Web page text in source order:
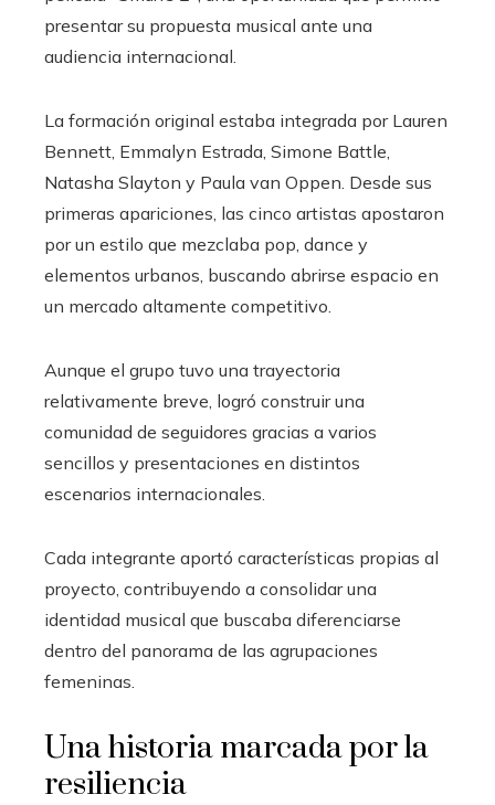
presentar su propuesta musical ante una
audiencia internacional.
La formación original estaba integrada por Lauren
Bennett, Emmalyn Estrada, Simone Battle,
Natasha Slayton y Paula van Oppen. Desde sus
primeras apariciones, las cinco artistas apostaron
por un estilo que mezclaba pop, dance y
elementos urbanos, buscando abrirse espacio en
un mercado altamente competitivo.
Aunque el grupo tuvo una trayectoria
relativamente breve, logró construir una
comunidad de seguidores gracias a varios
sencillos y presentaciones en distintos
escenarios internacionales.
Cada integrante aportó características propias al
proyecto, contribuyendo a consolidar una
identidad musical que buscaba diferenciarse
dentro del panorama de las agrupaciones
femeninas.
Una historia marcada por la
resiliencia